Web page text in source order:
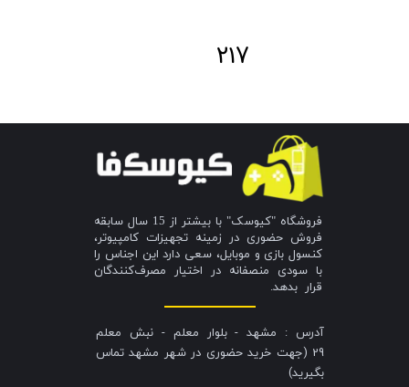
246
فروشگاه "کیوسک" با بیشتر از 15 سال سابقه
فروش حضوری در زمینه تجهیزات کامپیوتر،
کنسول بازی و موبایل، سعی دارد این اجناس را
با سودی منصفانه در اختیار مصرف‌کنندگان
قرار بدهد.
آدرس : مشهد - بلوار معلم - نبش معلم
29 (جهت خرید حضوری در شهر مشهد تماس
بگیرید)